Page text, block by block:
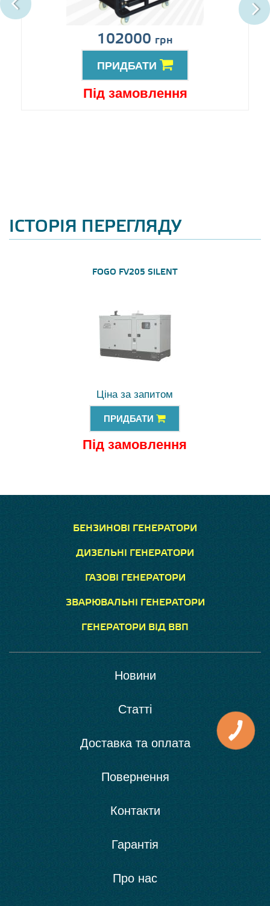
102000 грн
ПРИДБАТИ
Під замовлення
ІСТОРІЯ ПЕРЕГЛЯДУ
FOGO FV205 SILENT
Ціна за запитом
ПРИДБАТИ
Під замовлення
БЕНЗИНОВІ ГЕНЕРАТОРИ
ДИЗЕЛЬНІ ГЕНЕРАТОРИ
ГАЗОВІ ГЕНЕРАТОРИ
ЗВАРЮВАЛЬНІ ГЕНЕРАТОРИ
ГЕНЕРАТОРИ ВІД ВВП
Новини
Статті
Доставка та оплата
Повернення
Контакти
Гарантія
Про нас